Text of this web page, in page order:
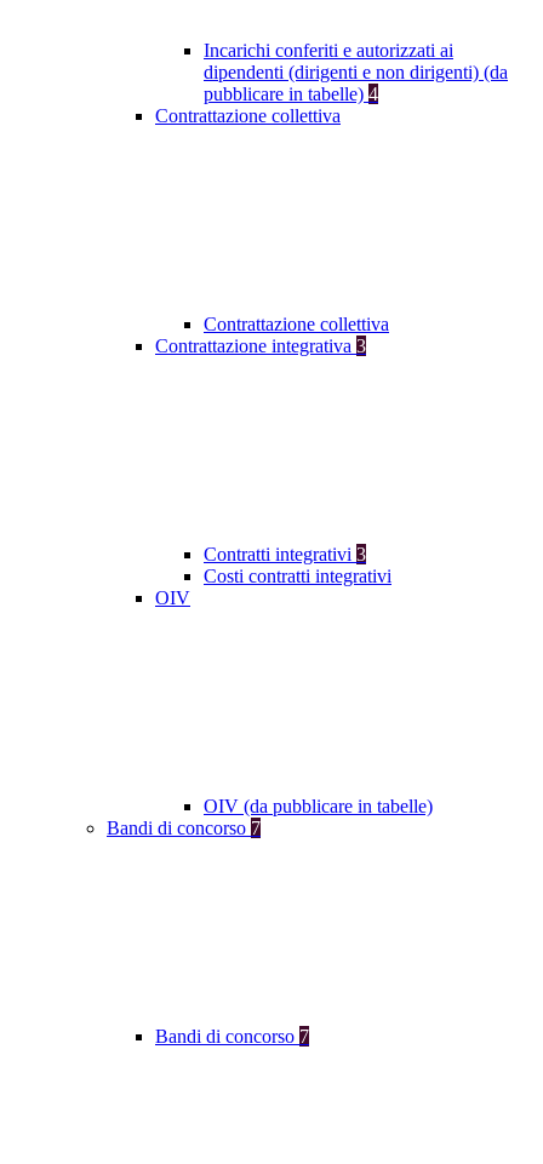
Incarichi conferiti e autorizzati ai
dipendenti (dirigenti e non dirigenti) (da
pubblicare in tabelle) 4
Contrattazione collettiva
Contrattazione collettiva
Contrattazione integrativa 3
Contratti integrativi 3
Costi contratti integrativi
OIV
OIV (da pubblicare in tabelle)
Bandi di concorso 7
Bandi di concorso 7